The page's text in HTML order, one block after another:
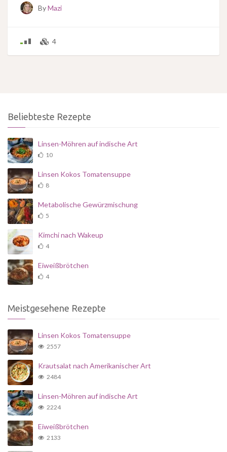
ByMazi
4
Beliebteste Rezepte
Linsen-Möhren auf indische Art
10
Linsen Kokos Tomatensuppe
8
Metabolische Gewürzmischung
5
Kimchi nach Wakeup
4
Eiweißbrötchen
4
Meistgesehene Rezepte
Linsen Kokos Tomatensuppe
2557
Krautsalat nach Amerikanischer Art
2484
Linsen-Möhren auf indische Art
2224
Eiweißbrötchen
2133